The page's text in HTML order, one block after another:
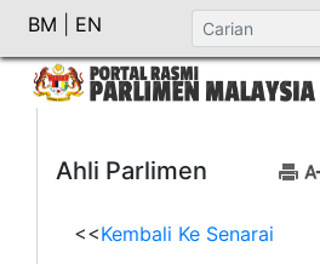
BM EN
Ahli Parlimen
<<Kembali Ke Senarai